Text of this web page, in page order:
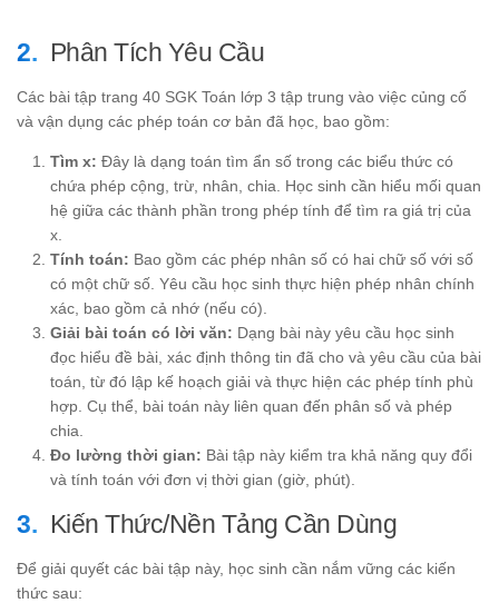
Phân Tích Yêu Cầu
Các bài tập trang 40 SGK Toán lớp 3 tập trung vào việc củng cố
và vận dụng các phép toán cơ bản đã học, bao gồm:
Tìm x: Đây là dạng toán tìm ẩn số trong các biểu thức có
chứa phép cộng, trừ, nhân, chia. Học sinh cần hiểu mối quan
hệ giữa các thành phần trong phép tính để tìm ra giá trị của
x.
Tính toán: Bao gồm các phép nhân số có hai chữ số với số
có một chữ số. Yêu cầu học sinh thực hiện phép nhân chính
xác, bao gồm cả nhớ (nếu có).
Giải bài toán có lời văn: Dạng bài này yêu cầu học sinh
đọc hiểu đề bài, xác định thông tin đã cho và yêu cầu của bài
toán, từ đó lập kế hoạch giải và thực hiện các phép tính phù
hợp. Cụ thể, bài toán này liên quan đến phân số và phép
chia.
Đo lường thời gian: Bài tập này kiểm tra khả năng quy đổi
và tính toán với đơn vị thời gian (giờ, phút).
Kiến Thức/Nền Tảng Cần Dùng
Để giải quyết các bài tập này, học sinh cần nắm vững các kiến
thức sau: